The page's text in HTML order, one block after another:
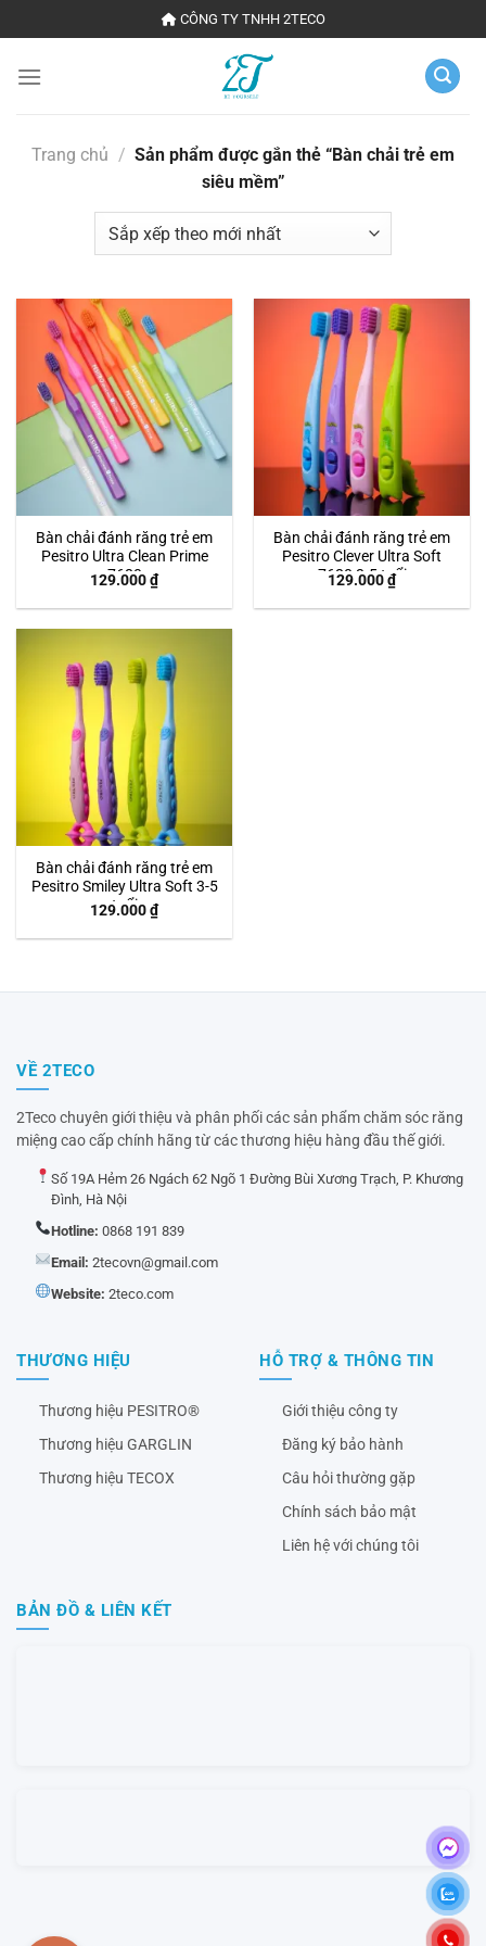
đến
nội
CÔNG TY TNHH 2TECO
Trang chủ / Sản phẩm được gắn thẻ “Bàn chải trẻ em
siêu mềm”
Bàn chải đánh răng trẻ em
Pesitro Ultra Clean Prime
7680
129.000₫
Bàn chải đánh răng trẻ em
Pesitro Clever Ultra Soft
7680 3-5 tuổi
129.000₫
Bàn chải đánh răng trẻ em
Pesitro Smiley Ultra Soft 3-5
tuổi
129.000₫
VỀ 2TECO
2Teco chuyên giới thiệu và phân phối các sản phẩm chăm sóc răng
miệng cao cấp chính hãng từ các thương hiệu hàng đầu thế giới.
Số 19A Hẻm 26 Ngách 62 Ngõ 1 Đường Bùi Xương Trạch, P. Khương
Đình, Hà Nội
Hotline: 0868 191 839
Email: 2tecovn@gmail.com
Website: 2teco.com
THƯƠNG HIỆU
Thương hiệu PESITRO®
Thương hiệu GARGLIN
Thương hiệu TECOX
HỖ TRỢ & THÔNG TIN
Giới thiệu công ty
Đăng ký bảo hành
Câu hỏi thường gặp
Chính sách bảo mật
Liên hệ với chúng tôi
BẢN ĐỒ & LIÊN KẾT